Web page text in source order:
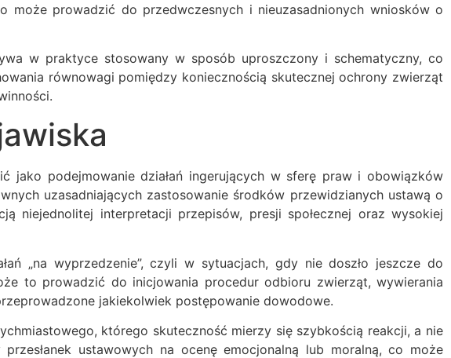
może prowadzić do przedwczesnych i nieuzasadnionych wniosków o
w praktyce stosowany w sposób uproszczony i schematyczny, co
równowagi pomiędzy koniecznością skutecznej ochrony zwierząt
jako podejmowanie działań ingerujących w sferę praw i obowiązków
uzasadniających zastosowanie środków przewidzianych ustawą o
niejednolitej interpretacji przepisów, presji społecznej oraz wysokiej
„na wyprzedzenie”, czyli w sytuacjach, gdy nie doszło jeszcze do
to prowadzić do inicjowania procedur odbioru zwierząt, wywierania
jakiekolwiek postępowanie dowodowe.
którego skuteczność mierzy się szybkością reakcji, a nie
ustawowych na ocenę emocjonalną lub moralną, co może